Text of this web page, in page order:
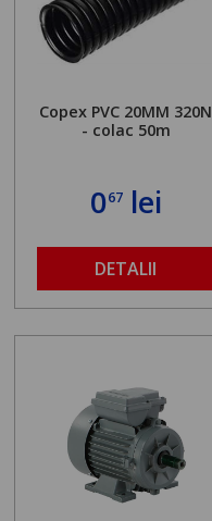
Copex PVC 20MM 320N
- colac 50m
067lei
DETALII